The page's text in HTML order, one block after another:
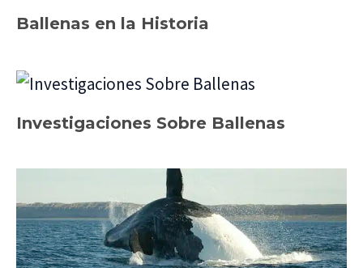
Ballenas en la Historia
Investigaciones Sobre Ballenas